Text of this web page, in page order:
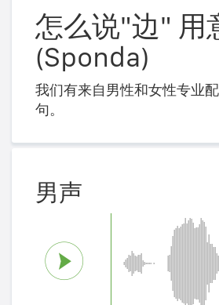
怎么说"边" 用
(Sponda)
我们有来自男性和女性专业
句。
男声